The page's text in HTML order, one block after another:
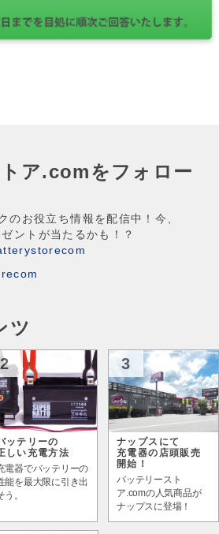
ア.comをフォロー
のお役立ち情報を配信中！今、
ントが当たるかも！？
ツ
2
ッテリーの
しい充電方法
電器でバッテリーの
能を最大限に引き出
う。
3
ナップスにて
充電器の店頭販売
開始！
バッテリースト
ア.comの人気商品が
ナップスに登場！